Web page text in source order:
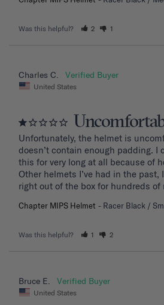
Was this helpful? 2 1
Charles C.
United States
Unfortunately, the helmet is
doesn’t contain enough padding. I
this for very long at all because of
Other helmets I’ve had in the past,
right out of the box for hundreds of
Chapter MIPS Helmet Racer Black /
Was this helpful? 1 2
Bruce E.
United States